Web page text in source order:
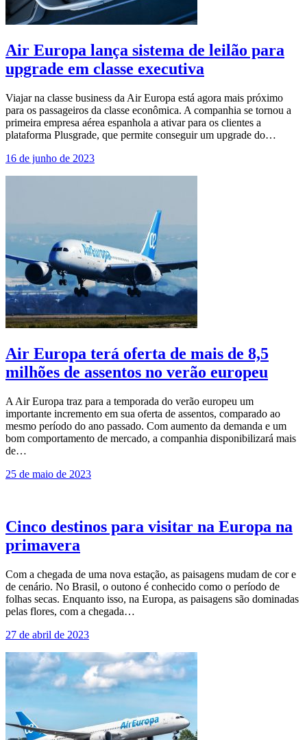
Air Europa lança sistema de leilão para
upgrade em classe executiva
Viajar na classe business da Air Europa está agora mais próximo
para os passageiros da classe econômica. A companhia se tornou a
primeira empresa aérea espanhola a ativar para os clientes a
plataforma Plusgrade, que permite conseguir um upgrade do…
16 de junho de 2023
Air Europa terá oferta de mais de 8,5
milhões de assentos no verão europeu
A Air Europa traz para a temporada do verão europeu um
importante incremento em sua oferta de assentos, comparado ao
mesmo período do ano passado. Com aumento da demanda e um
bom comportamento de mercado, a companhia disponibilizará mais
de…
25 de maio de 2023
Cinco destinos para visitar na Europa na
primavera
Com a chegada de uma nova estação, as paisagens mudam de cor e
de cenário. No Brasil, o outono é conhecido como o período de
folhas secas. Enquanto isso, na Europa, as paisagens são dominadas
pelas flores, com a chegada…
27 de abril de 2023